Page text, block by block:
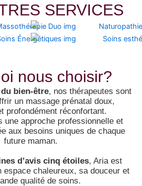
SERVICES
nous choisir?
bien-être, nos thérapeutes sont
un massage prénatal doux,
profondément réconfortant.
une approche professionnelle et
aux besoins uniques de chaque
future maman.
d’avis cinq étoiles, Aria est
espace chaleureux, sa douceur et
qualité de soins.